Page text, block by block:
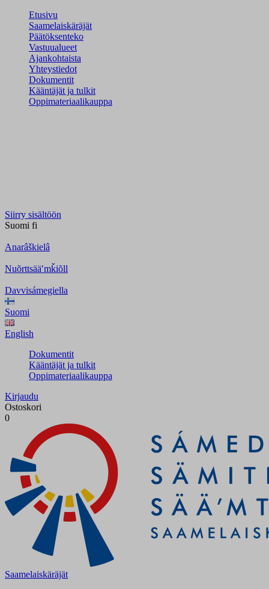
Etusivu
Saamelaiskäräjät
Päätöksenteko
Vastuualueet
Ajankohtaista
Yhteystiedot
Dokumentit
Kääntäjät ja tulkit
Oppimateriaalikauppa
Siirry sisältöön
Suomi fi
Anarâškielâ
Nuõrttsääʹmǩiõll
Davvisámegiella
Suomi
English
Dokumentit
Kääntäjät ja tulkit
Oppimateriaalikauppa
Kirjaudu
Ostoskori
0
Saamelaiskäräjät